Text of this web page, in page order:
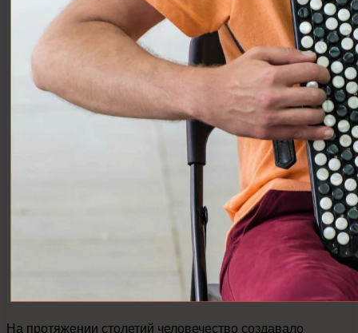
На протяжении столетий человечество создавало